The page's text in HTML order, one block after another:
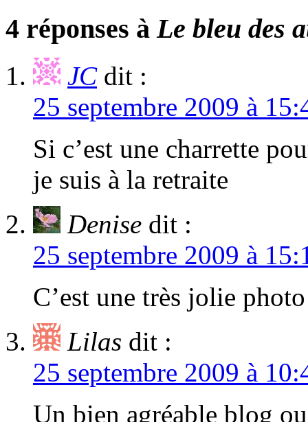
4 réponses àLe bleu des
JC dit :
25 septembre 2009 à
Si c’est une charrette
je suis à la retraite
Denise dit :
25 septembre 2009 à
C’est une très jolie
Lilas dit :
25 septembre 2009 à
Un bien agréable blog